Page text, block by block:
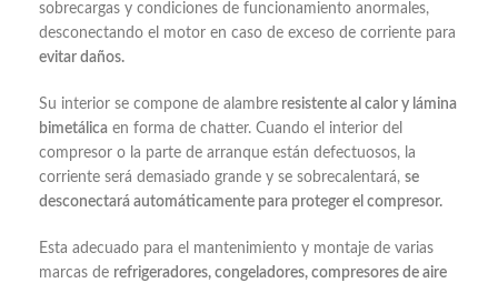
sobrecargas y condiciones de funcionamiento anormales,
desconectando el motor en caso de exceso de corriente para
evitar daños.
Su interior se compone de alambre resistente al calor y lámina
bimetálica en forma de chatter. Cuando el interior del
compresor o la parte de arranque están defectuosos, la
corriente será demasiado grande y se sobrecalentará, se
desconectará automáticamente para proteger el compresor.
Esta adecuado para el mantenimiento y montaje de varias
marcas de refrigeradores, congeladores, compresores de aire